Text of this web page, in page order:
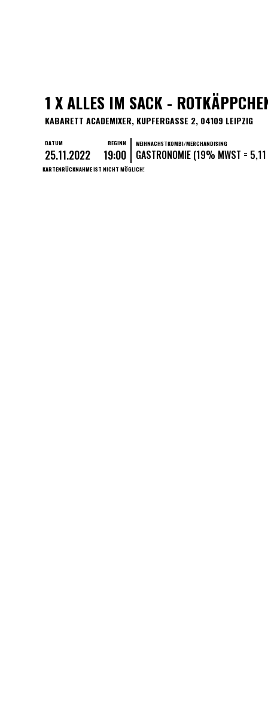
1 X ALLES IM SACK -
KABARETT ACADEMIXER, KUPFERGASSE 2, 04109 LEIPZIG
DATUM
25.11.2022
BEGINN
19:00
WEIHNACHSTKOMBI/MERCHANDISING
GASTRONOMIE (19% MWST =
KARTENRÜCKNAHME IST NICHT MÖGLICH!